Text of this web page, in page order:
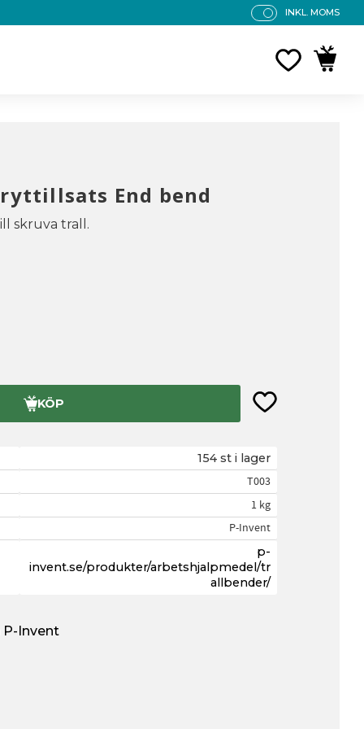
P
INKL. MOMS
End bend
skruva trall.
KÖP Lägg till i
154 st i lager
T003
1 kg
P-Invent
p-
invent.se/produkter/arbetshjalpmedel/tr
allbender/
P-Invent